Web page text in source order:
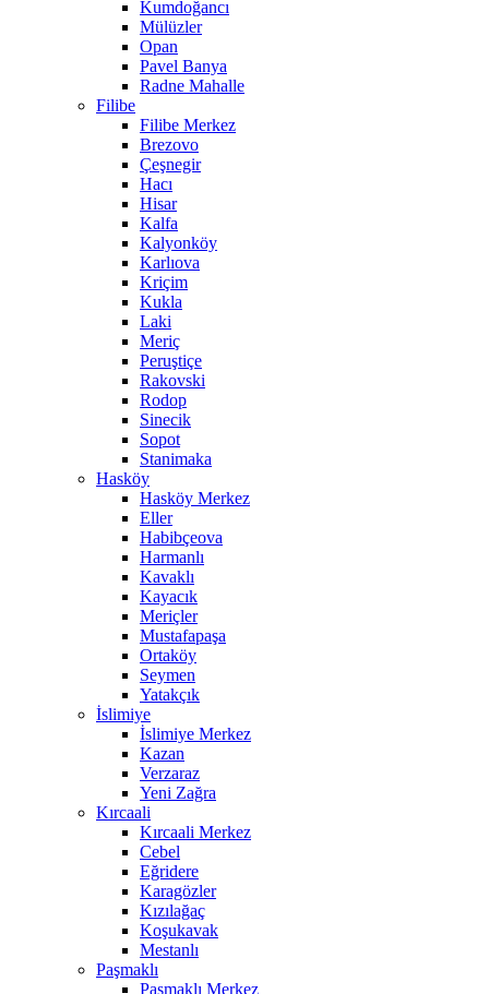
Kumdoğancı
Mülüzler
Opan
Pavel Banya
Radne Mahalle
Filibe
Filibe Merkez
Brezovo
Çeşnegir
Hacı
Hisar
Kalfa
Kalyonköy
Karlıova
Kriçim
Kukla
Laki
Meriç
Peruştiçe
Rakovski
Rodop
Sinecik
Sopot
Stanimaka
Hasköy
Hasköy Merkez
Eller
Habibçeova
Harmanlı
Kavaklı
Kayacık
Meriçler
Mustafapaşa
Ortaköy
Seymen
Yatakçık
İslimiye
İslimiye Merkez
Kazan
Verzaraz
Yeni Zağra
Kırcaali
Kırcaali Merkez
Cebel
Eğridere
Karagözler
Kızılağaç
Koşukavak
Mestanlı
Paşmaklı
Paşmaklı Merkez